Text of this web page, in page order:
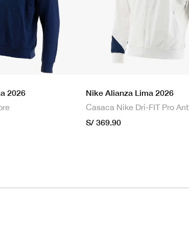
2026 Nike Alianza Lima 2026
S/ 369.90